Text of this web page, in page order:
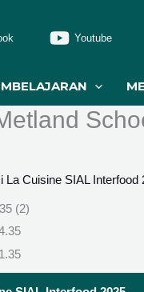
Youtube
Cuisine SIAL Interfood